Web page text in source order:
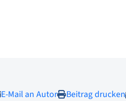
E-Mail an Autor Beitrag drucken